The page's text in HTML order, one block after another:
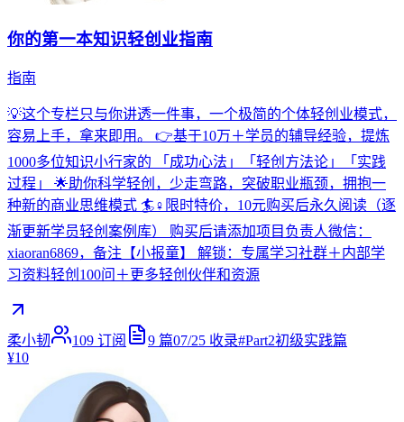
你的第一本知识轻创业指南
指南
💡这个专栏只与你讲透一件事，一个极简的个体轻创业模式，
容易上手，拿来即用。 👉基于10万＋学员的辅导经验，提炼
1000多位知识小行家的 「成功心法」「轻创方法论」「实践
过程」 🌟助你科学轻创，少走弯路，突破职业瓶颈，拥抱一
种新的商业思维模式 🏄♀️限时特价，10元购买后永久阅读（逐
渐更新学员轻创案例库） 购买后请添加项目负责人微信：
xiaoran6869，备注【小报童】 解锁：专属学习社群＋内部学
习资料轻创100问＋更多轻创伙伴和资源
柔小韧 109 订阅 9 篇07/25 收录#Part2初级实践篇
¥10